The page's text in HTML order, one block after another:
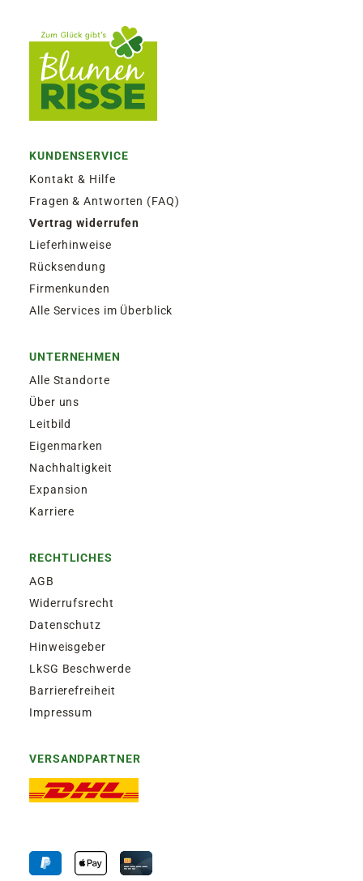
KUNDENSERVICE
Kontakt & Hilfe
Fragen & Antworten (FAQ)
Vertrag widerrufen
Lieferhinweise
Rücksendung
Firmenkunden
Alle Services im Überblick
UNTERNEHMEN
Alle Standorte
Über uns
Leitbild
Eigenmarken
Nachhaltigkeit
Expansion
Karriere
RECHTLICHES
AGB
Widerrufsrecht
Datenschutz
Hinweisgeber
LkSG Beschwerde
Barrierefreiheit
Impressum
VERSANDPARTNER